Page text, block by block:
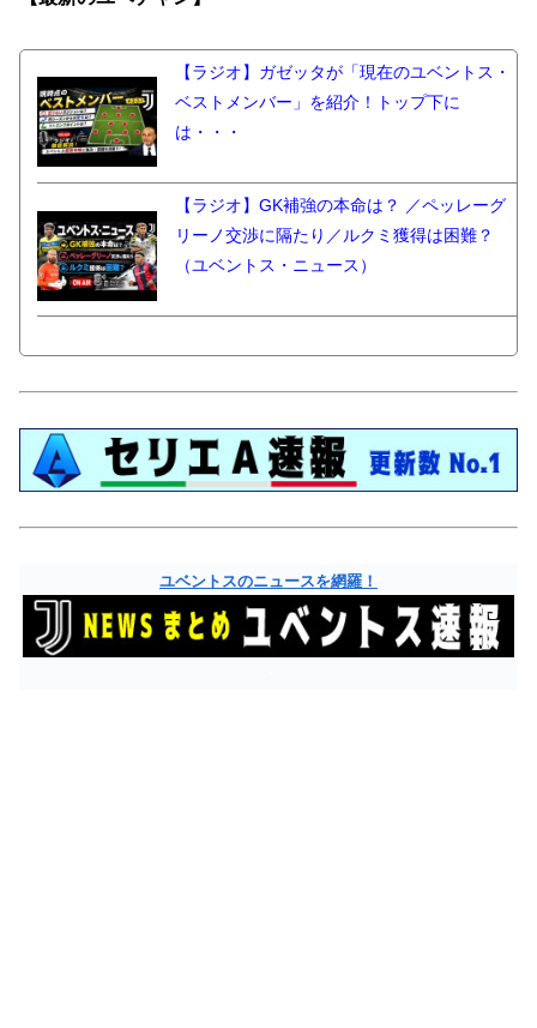
【ラジオ】ガゼッタが「現在のユベントス・
ベストメンバー」を紹介！トップ下に
は・・・
【ラジオ】GK補強の本命は？ ／ペッレーグ
リーノ交渉に隔たり／ルクミ獲得は困難？
（ユベントス・ニュース）
ユベントスのニュースを網羅！